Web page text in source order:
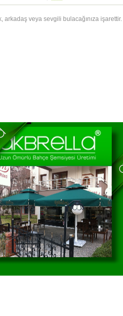
arkadaş veya sevgili bulacağınıza işarettir.